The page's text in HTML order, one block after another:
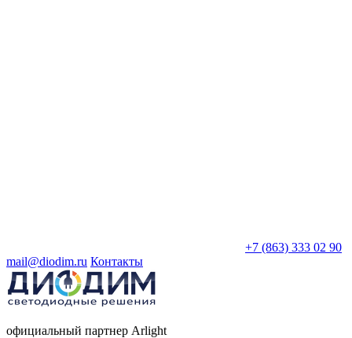
+7 (863) 333 02 90
mail@diodim.ru Контакты
официальный партнер Arlight